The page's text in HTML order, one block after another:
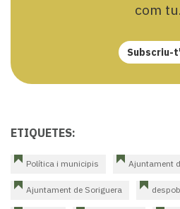
com tu.
Subscriu-
ETIQUETES:
Política i municipis Ajuntament
Ajuntament de Soriguera